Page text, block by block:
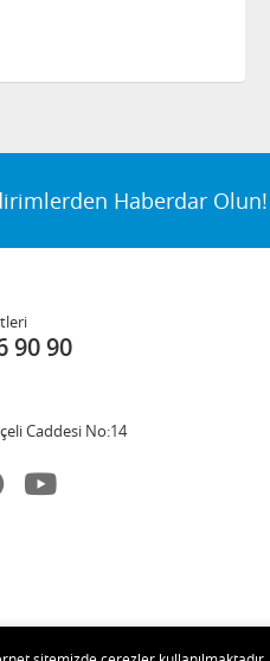
Haberdar Olun!
90 90
Caddesi No:14